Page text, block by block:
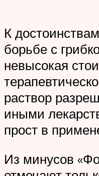
К
борьбе с
невысокая
раствор
иными
прост в
Из минусов